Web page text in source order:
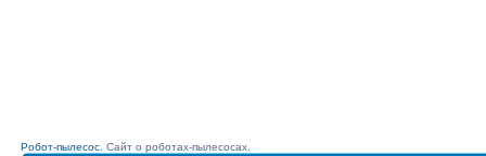
Робот-пылесос. Сайт о роботах-пылесосах.